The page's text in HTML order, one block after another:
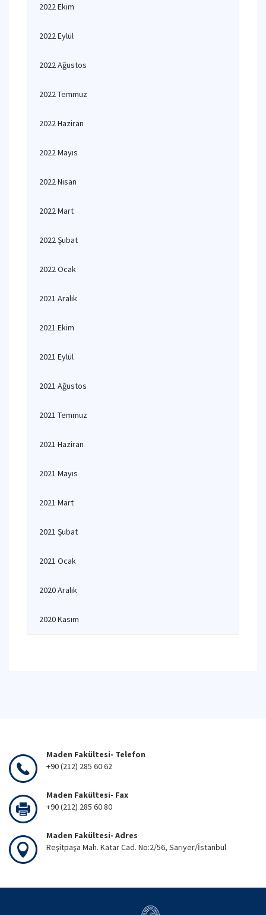
2022 Ekim
2022 Eylül
2022 Ağustos
2022 Temmuz
2022 Haziran
2022 Mayıs
2022 Nisan
2022 Mart
2022 Şubat
2022 Ocak
2021 Aralık
2021 Ekim
2021 Eylül
2021 Ağustos
2021 Temmuz
2021 Haziran
2021 Mayıs
2021 Mart
2021 Şubat
2021 Ocak
2020 Aralık
2020 Kasım
Maden Fakültesi- Telefon
+90 (212) 285 60 62
Maden Fakültesi- Fax
+90 (212) 285 60 80
Maden Fakültesi- Adres
Reşitpaşa Mah. Katar Cad. No:2/56, Sarıyer/İstanbul